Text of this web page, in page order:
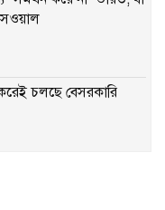
চলছে বেসরকারি